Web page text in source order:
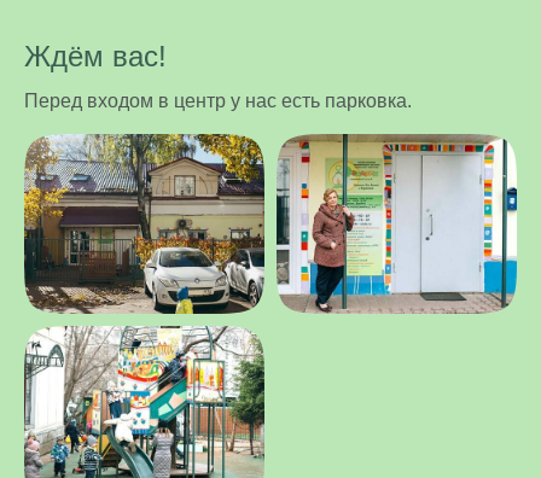
Ждём вас!
Перед входом в центр у нас есть парковка.